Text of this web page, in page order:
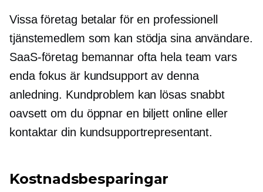
Vissa företag betalar för en professionell
tjänstemedlem som kan stödja sina användare.
SaaS-företag bemannar ofta hela team vars
enda fokus är kundsupport av denna
anledning. Kundproblem kan lösas snabbt
oavsett om du öppnar en biljett online eller
kontaktar din kundsupportrepresentant.
Kostnadsbesparingar